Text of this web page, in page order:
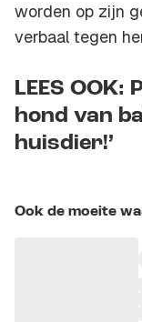
worden op zijn
verbaal tegen
LEES
hond van
huisdier!’
Ook de moeite